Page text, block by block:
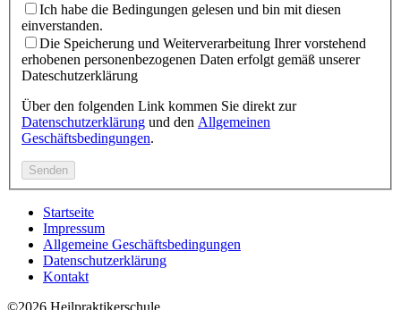
Ich habe die Bedingungen gelesen und bin mit diesen
einverstanden.
Die Speicherung und Weiterverarbeitung Ihrer vorstehend
erhobenen personenbezogenen Daten erfolgt gemäß unserer
Dateschutzerklärung
Über den folgenden Link kommen Sie direkt zur
Datenschutzerklärung und den Allgemeinen
Geschäftsbedingungen.
Startseite
Impressum
Allgemeine Geschäftsbedingungen
Datenschutzerklärung
Kontakt
©2026 Heilpraktikerschule